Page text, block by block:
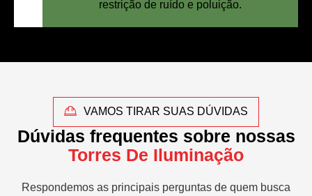
restrição de ruído e poluição.
VAMOS TIRAR SUAS DÚVIDAS
Dúvidas frequentes sobre nossas
Torres De Iluminação
Respondemos as principais perguntas de quem busca